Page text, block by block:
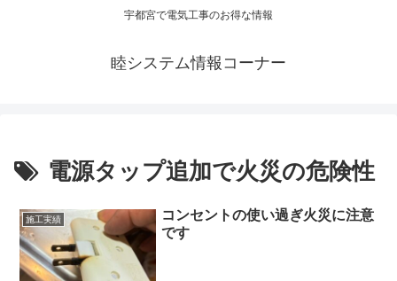
宇都宮で電気工事のお得な情報
睦システム情報コーナー
電源タップ追加で火災の危険性
施工実績
コンセントの使い過ぎ火災に注意
です